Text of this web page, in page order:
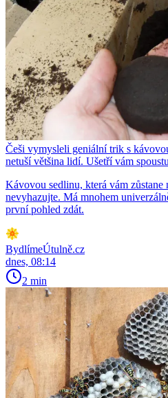
Češi vymysleli geniální trik s
netuší většina lidí. Ušetří vám
Kávovou sedlinu, která vám zůstane
nevyhazujte. Má mnohem
první pohled zdát.
BydlímeÚtulně.cz
dnes, 08:14
2 min